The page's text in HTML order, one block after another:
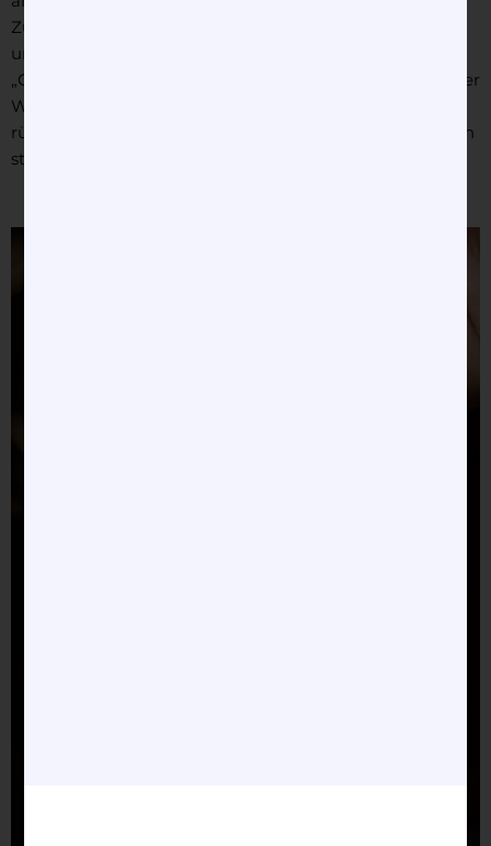
Zusätzlich verfügen beide Partner über die ergänzende
und freiwillige RJC CoC-Zertifizierung, wobei CoC für
„Chain-of-Custody“ steht und bescheinigt, dass das in der
Wertschöpfungskette verwendete Edelmetall
rückverfolgbar ist und aus verantwortungsvollen Quellen
stammt.